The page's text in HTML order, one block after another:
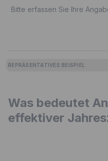
Bitte erfassen Sie Ihre
REPRÄSENTATIVES BEISPIEL
Was bedeutet
effektiver